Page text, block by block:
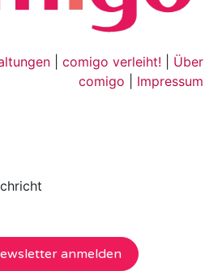
comigo verleiht!
Über
comigo
Impressum
anmelden